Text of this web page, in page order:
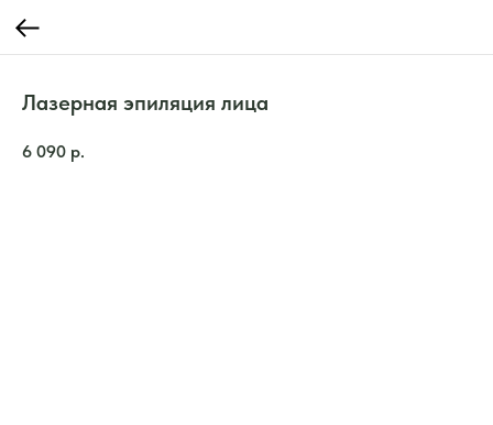
Лазерная эпиляция лица
6 090 р.